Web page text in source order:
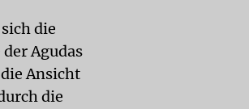
die
Agudas
Ansicht
die